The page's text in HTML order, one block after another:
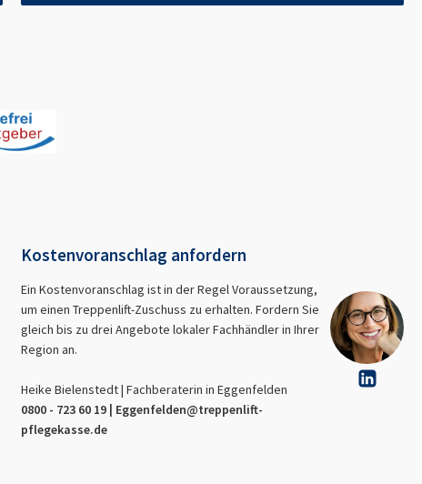
Kostenvoranschlag anfordern
Ein Kostenvoranschlag ist in der Regel Voraussetzung,
um einen Treppenlift-Zuschuss zu erhalten. Fordern Sie
gleich bis zu drei Angebote lokaler Fachhändler in Ihrer
Region an.
Heike Bielenstedt | Fachberaterin in Eggenfelden
0800 - 723 60 19 | Eggenfelden@treppenlift-
pflegekasse.de